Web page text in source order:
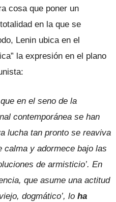
cosa que poner un
en la que se
Lenin ubica en el
la expresión en el plano
en el seno de la
contemporánea se han
lucha tan pronto se reaviva
calma y adormece bajo las
de armisticio’. En
que asume una actitud
dogmático’, lo ha